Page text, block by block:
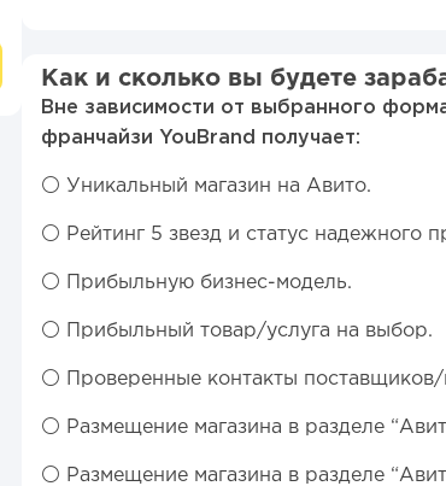
Как и сколько вы будете
Вне зависимости от выбранного
франчайзи YouBrand получает:
⚪️ Уникальный магазин на Авито.
⚪️ Рейтинг 5 звезд и статус надежного
⚪️ Прибыльную бизнес-модель.
⚪️ Прибыльный товар/услуга на выбор.
⚪️ Проверенные контакты поставщиков/
⚪️ Размещение магазина в разделе
⚪️ Размещение магазина в разделе